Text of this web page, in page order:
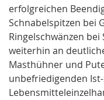
erfolgreichen
Schnabelspitzen bei
Ringelschwänzen
weiterhin an
Masthühner und
unbefriedigenden